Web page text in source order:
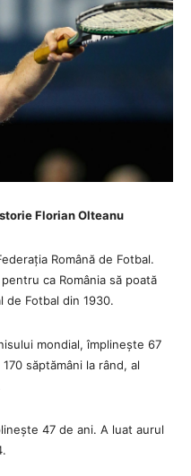
Florian Olteanu
Română de Fotbal.
ca România să poată
de Fotbal din 1930.
mondial, împlinește 67
săptămâni la rând, al
47 de ani. A luat aurul